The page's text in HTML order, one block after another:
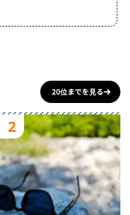
20位までを見る
2